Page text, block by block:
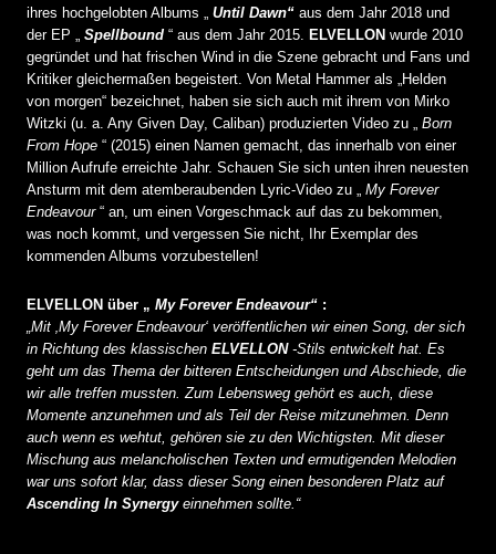
ihres hochgelobten Albums „ Until Dawn“ aus dem Jahr 2018 und
der EP „ Spellbound “ aus dem Jahr 2015. ELVELLON wurde 2010
gegründet und hat frischen Wind in die Szene gebracht und Fans und
Kritiker gleichermaßen begeistert. Von Metal Hammer als „Helden
von morgen“ bezeichnet, haben sie sich auch mit ihrem von Mirko
Witzki (u. a. Any Given Day, Caliban) produzierten Video zu „ Born
From Hope “ (2015) einen Namen gemacht, das innerhalb von einer
Million Aufrufe erreichte Jahr. Schauen Sie sich unten ihren neuesten
Ansturm mit dem atemberaubenden Lyric-Video zu „ My Forever
Endeavour“ an, um einen Vorgeschmack auf das zu bekommen,
was noch kommt, und vergessen Sie nicht, Ihr Exemplar des
kommenden Albums vorzubestellen!
ELVELLON über „ My Forever Endeavour“ :
„Mit ‚My Forever Endeavour‘ veröffentlichen wir einen Song, der sich
in Richtung des klassischen ELVELLON-Stils entwickelt hat. Es
geht um das Thema der bitteren Entscheidungen und Abschiede, die
wir alle treffen mussten. Zum Lebensweg gehört es auch, diese
Momente anzunehmen und als Teil der Reise mitzunehmen. Denn
auch wenn es wehtut, gehören sie zu den Wichtigsten. Mit dieser
Mischung aus melancholischen Texten und ermutigenden Melodien
war uns sofort klar, dass dieser Song einen besonderen Platz auf
Ascending In Synergyeinnehmen sollte.“